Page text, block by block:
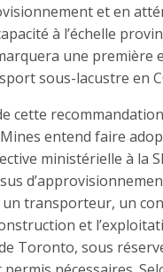
et en
à l’échelle
une première
sous-lacustre en
cette
Mines entend faire
ministérielle à la
un transporteur, un
et
Toronto, sous